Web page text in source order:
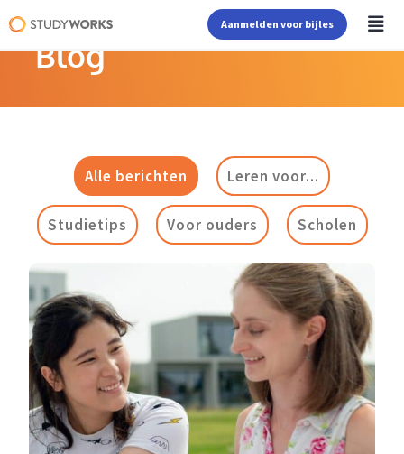
Aanmelden voor bijles
Blog
Alle berichten Leren voor...
Studietips Voor ouders Scholen